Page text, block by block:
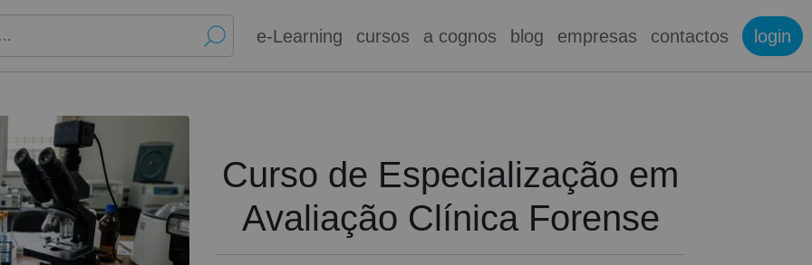
e-Learning cursos a cognos blog empresas contactos login
Curso de Especialização em
Avaliação Clínica Forense